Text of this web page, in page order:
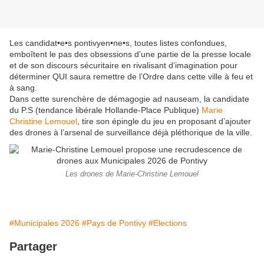
Les candidat•e•s pontivyen•ne•s, toutes listes confondues,
emboîtent le pas des obsessions d’une partie de la presse locale
et de son discours sécuritaire en rivalisant d’imagination pour
déterminer QUI saura remettre de l’Ordre dans cette ville à feu et
à sang.
Dans cette surenchère de démagogie ad nauseam, la candidate
du P.S (tendance libérale Hollande-Place Publique) Marie
Christine Lemouel , tire son épingle du jeu en proposant d’ajouter
des drones à l’arsenal de surveillance déjà pléthorique de la ville.
Les drones de Marie-Christine Lemouel
#Municipales 2026 #Pays de Pontivy #Elections
Partager